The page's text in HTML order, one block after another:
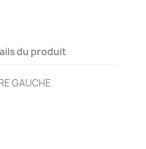
du produit
GAUCHE